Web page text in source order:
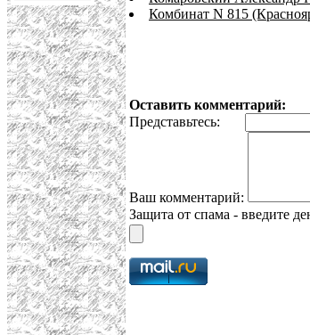
Комбинат N 815
Оставить комментарий:
Представьтесь:
Ваш комментарий:
Защита от спама - введите